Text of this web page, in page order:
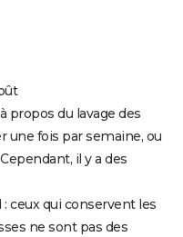
propos du lavage des
une fois par semaine, ou
il y a des
ceux qui conservent les
ne sont pas des